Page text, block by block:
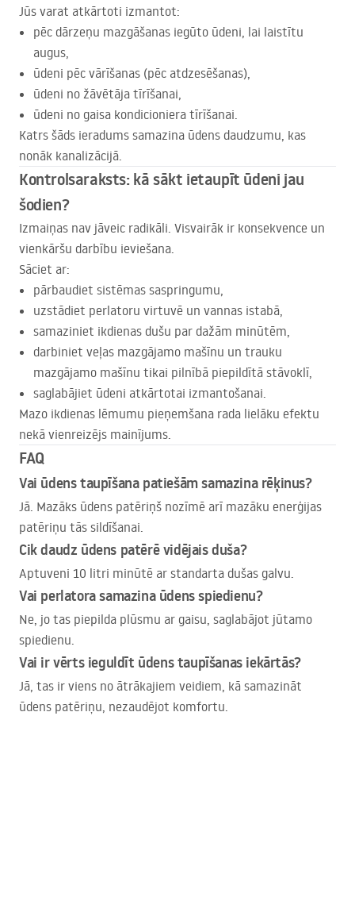
Jūs varat atkārtoti izmantot:
pēc dārzeņu mazgāšanas iegūto ūdeni, lai laistītu
augus,
ūdeni pēc vārīšanas (pēc atdzesēšanas),
ūdeni no žāvētāja tīrīšanai,
ūdeni no gaisa kondicioniera tīrīšanai.
Katrs šāds ieradums samazina ūdens daudzumu, kas
nonāk kanalizācijā.
Kontrolsaraksts: kā sākt ietaupīt ūdeni jau
šodien?
Izmaiņas nav jāveic radikāli. Visvairāk ir konsekvence un
vienkāršu darbību ieviešana.
Sāciet ar:
pārbaudiet sistēmas saspringumu,
uzstādiet perlatoru virtuvē un vannas istabā,
samaziniet ikdienas dušu par dažām minūtēm,
darbiniet veļas mazgājamo mašīnu un trauku
mazgājamo mašīnu tikai pilnībā piepildītā stāvoklī,
saglabājiet ūdeni atkārtotai izmantošanai.
Mazo ikdienas lēmumu pieņemšana rada lielāku efektu
nekā vienreizējs mainījums.
FAQ
Vai ūdens taupīšana patiešām samazina rēķinus?
Jā. Mazāks ūdens patēriņš nozīmē arī mazāku enerģijas
patēriņu tās sildīšanai.
Cik daudz ūdens patērē vidējais duša?
Aptuveni 10 litri minūtē ar standarta dušas galvu.
Vai perlatora samazina ūdens spiedienu?
Ne, jo tas piepilda plūsmu ar gaisu, saglabājot jūtamo
spiedienu.
Vai ir vērts ieguldīt ūdens taupīšanas iekārtās?
Jā, tas ir viens no ātrākajiem veidiem, kā samazināt
ūdens patēriņu, nezaudējot komfortu.